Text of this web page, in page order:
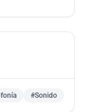
#Sonido